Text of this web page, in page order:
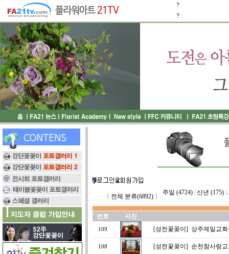
?
?
전체 분류(6892)┃
주일 (4724)| 신년 (175)|
번호 사진
109 [성전꽃꽂이] 상주제일교
108 [성전꽃꽂이] 순천참사랑